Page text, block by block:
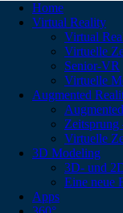
Home
Virtual Reality
Virtual
Virtuelle
Senior-VR
Virtuelle
Augmented
Zeitsprung
Virtuelle
3D Modeling
3D- und
Eine neue
Apps